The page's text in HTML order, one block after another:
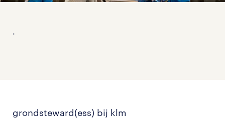
.
grondsteward(ess) bij klm